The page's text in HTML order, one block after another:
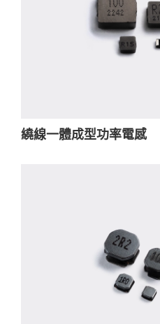
繞線一體成型功率電感